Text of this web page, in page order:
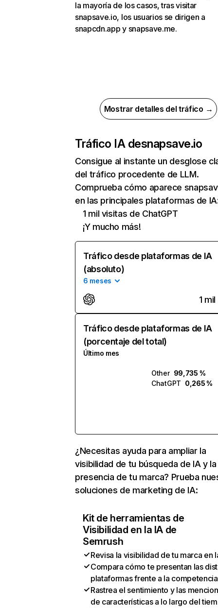
la mayoría de los casos, tras visitar
snapsave.io, los usuarios se dirigen a
snapcdn.app y snapsave.me.
Mostrar detalles del tráfico →
Tráfico IA desnapsave.io
Consigue al instante un desglose
del tráfico procedente de LLM.
Comprueba cómo aparece
en las principales plataformas de
1 mil visitas de ChatGPT
¡Y mucho más!
Tráfico desde plataformas de IA
(absoluto)
6 meses
1 mil
Tráfico desde plataformas de IA
(porcentaje del total)
Último mes
Other 99,735 %
ChatGPT 0,265 %
¿Necesitas ayuda para ampliar la
visibilidad de tu búsqueda de IA y la
presencia de tu marca? Prueba
soluciones de marketing de IA:
Kit de herramientas de
Visibilidad en la IA de
Semrush
Revisa la visibilidad de tu marca en
Compara cómo te presentan las
plataformas frente a la competencia
Rastrea el sentimiento y las
de características a lo largo del